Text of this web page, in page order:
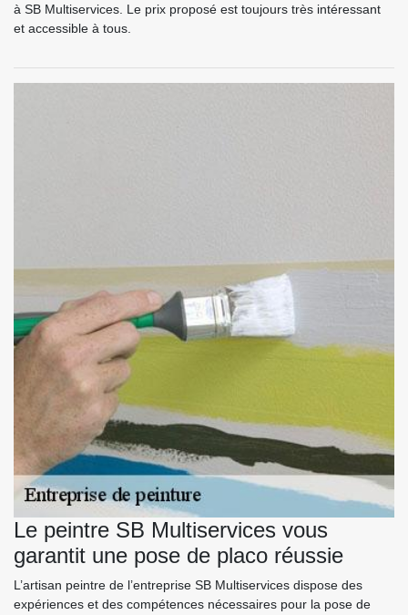
à SB Multiservices. Le prix proposé est toujours très intéressant
et accessible à tous.
Le peintre SB Multiservices vous
garantit une pose de placo réussie
L’artisan peintre de l’entreprise SB Multiservices dispose des
expériences et des compétences nécessaires pour la pose de